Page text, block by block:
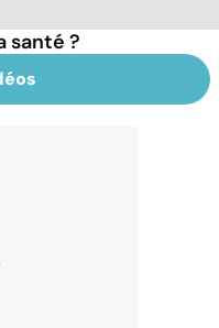
santé ?